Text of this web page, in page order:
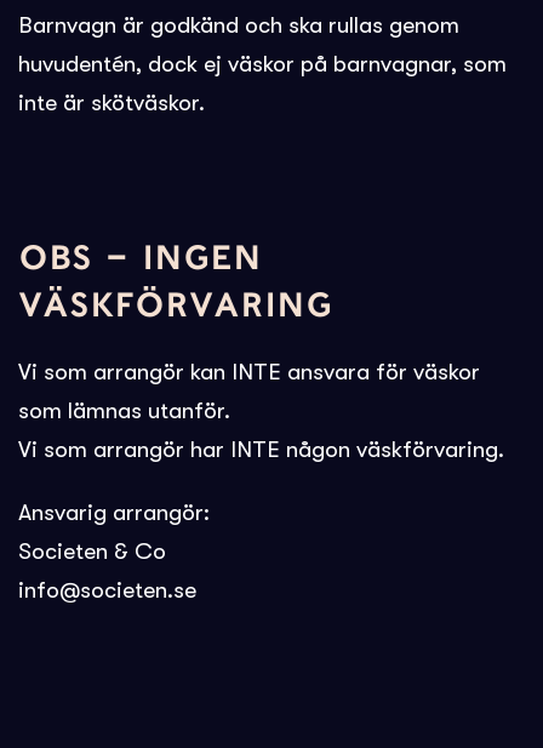
Barnvagn är godkänd och ska rullas genom
huvudentén, dock ej väskor på barnvagnar, som
inte är skötväskor.
OBS – INGEN
VÄSKFÖRVARING
Vi som arrangör kan INTE ansvara för väskor
som lämnas utanför.
Vi som arrangör har INTE någon väskförvaring.
Ansvarig arrangör:
Societen & Co
info@societen.se